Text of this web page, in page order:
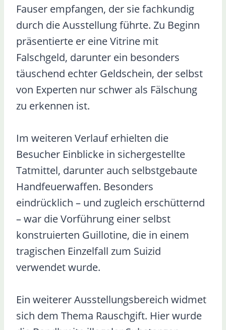
Fauser empfangen, der sie fachkundig
durch die Ausstellung führte. Zu Beginn
präsentierte er eine Vitrine mit
Falschgeld, darunter ein besonders
täuschend echter Geldschein, der selbst
von Experten nur schwer als Fälschung
zu erkennen ist.
Im weiteren Verlauf erhielten die
Besucher Einblicke in sichergestellte
Tatmittel, darunter auch selbstgebaute
Handfeuerwaffen. Besonders
eindrücklich – und zugleich erschütternd
– war die Vorführung einer selbst
konstruierten Guillotine, die in einem
tragischen Einzelfall zum Suizid
verwendet wurde.
Ein weiterer Ausstellungsbereich widmet
sich dem Thema Rauschgift. Hier wurde